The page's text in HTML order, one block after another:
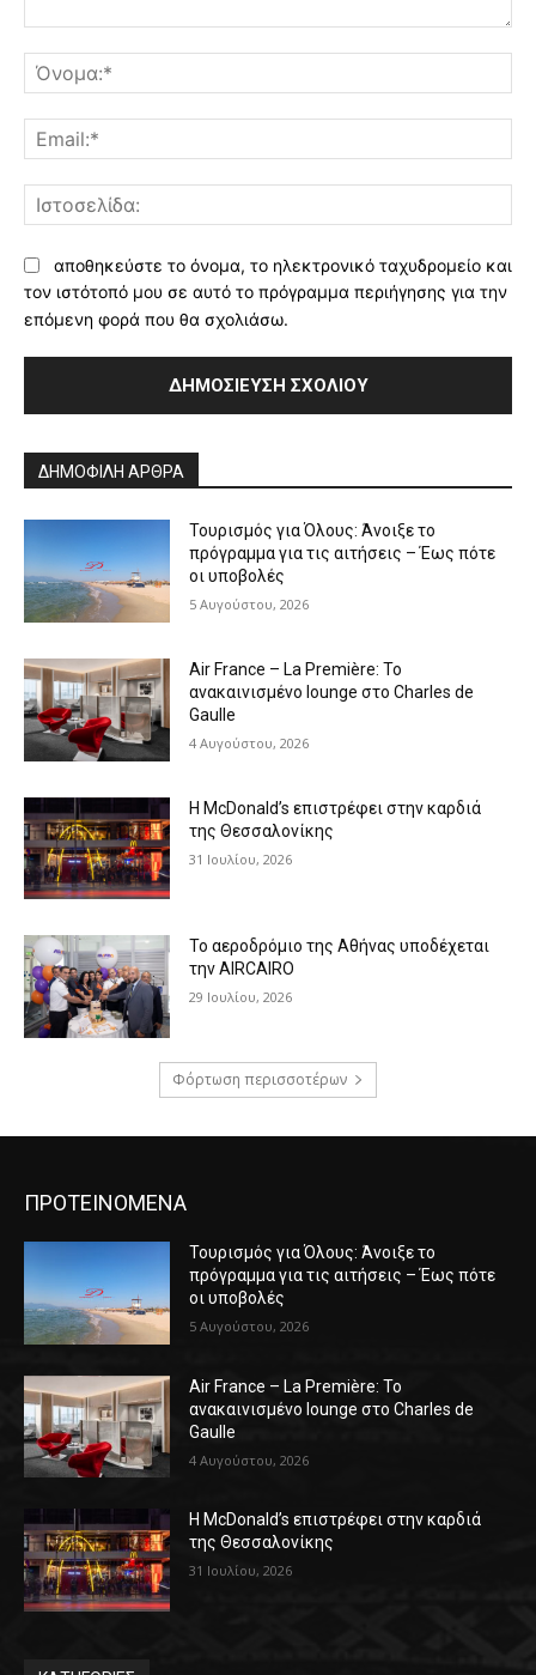
αποθηκεύστε το όνομα, το ηλεκτρονικό ταχυδρομείο και
τον ιστότοπό μου σε αυτό το πρόγραμμα περιήγησης για την
επόμενη φορά που θα σχολιάσω.
ΔΗΜΟΦΙΛΗ ΑΡΘΡΑ
Τουρισμός για Όλους: Άνοιξε το
πρόγραμμα για τις αιτήσεις – Έως πότε
οι υποβολές
5 Αυγούστου, 2026
Air France – La Première: Το
ανακαινισμένο lounge στο Charles de
Gaulle
4 Αυγούστου, 2026
Η McDonald’s επιστρέφει στην καρδιά
της Θεσσαλονίκης
31 Ιουλίου, 2026
Το αεροδρόμιο της Αθήνας υποδέχεται
την AIRCAIRO
29 Ιουλίου, 2026
Φόρτωση περισσοτέρων
ΠΡΟΤΕΙΝΟΜΕΝΑ
Τουρισμός για Όλους: Άνοιξε το
πρόγραμμα για τις αιτήσεις – Έως πότε
οι υποβολές
5 Αυγούστου, 2026
Air France – La Première: Το
ανακαινισμένο lounge στο Charles de
Gaulle
4 Αυγούστου, 2026
Η McDonald’s επιστρέφει στην καρδιά
της Θεσσαλονίκης
31 Ιουλίου, 2026